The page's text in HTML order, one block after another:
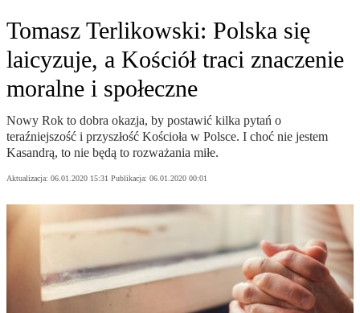
Tomasz Terlikowski: Polska się
laicyzuje, a Kościół traci znaczenie
moralne i społeczne
Nowy Rok to dobra okazja, by postawić kilka pytań o
teraźniejszość i przyszłość Kościoła w Polsce. I choć nie jestem
Kasandrą, to nie będą to rozważania miłe.
Aktualizacja: 06.01.2020 15:31 Publikacja: 06.01.2020 00:01